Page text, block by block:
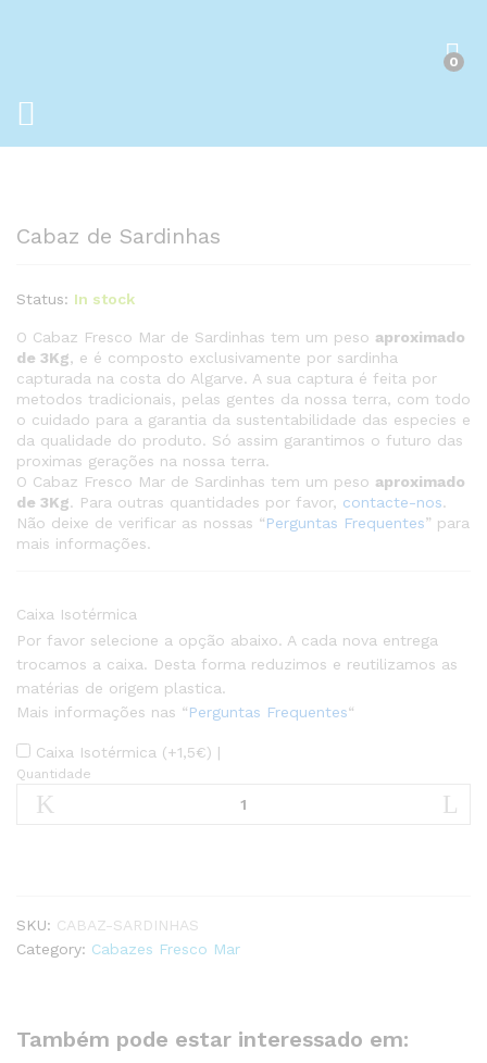
0
Cabaz de Sardinhas
Status: In stock
O Cabaz Fresco Mar de Sardinhas tem um peso aproximado
de 3Kg, e é composto exclusivamente por sardinha
capturada na costa do Algarve. A sua captura é feita por
metodos tradicionais, pelas gentes da nossa terra, com todo
o cuidado para a garantia da sustentabilidade das especies e
da qualidade do produto. Só assim garantimos o futuro das
proximas gerações na nossa terra.
O Cabaz Fresco Mar de Sardinhas tem um peso aproximado
de 3Kg. Para outras quantidades por favor, contacte-nos.
Não deixe de verificar as nossas “Perguntas Frequentes” para
mais informações.
Caixa Isotérmica
Por favor selecione a opção abaixo. A cada nova entrega
trocamos a caixa. Desta forma reduzimos e reutilizamos as
matérias de origem plastica.
Mais informações nas “Perguntas Frequentes“
Caixa Isotérmica (+1,5€) |
Cabaz
Quantidade
SKU: CABAZ-SARDINHAS
Category: Cabazes Fresco Mar
Também pode estar interessado em: